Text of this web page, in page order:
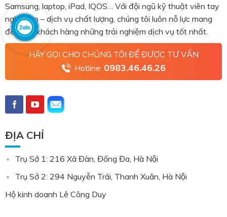
Samsung, laptop, iPad, IQOS… Với đội ngũ kỹ thuật viên tay
nghề cao – dịch vụ chất lượng, chúng tôi luôn nỗ lực mang
đến cho khách hàng những trải nghiệm dịch vụ tốt nhất.
HÃY GỌI CHO CHÚNG TÔI ĐỂ ĐƯỢC TƯ VẤN
Hotline: 0983.46.46.26
ĐỊA CHỈ
Trụ Sở 1: 216 Xã Đàn, Đống Đa, Hà Nội
Trụ Sở 2: 294 Nguyễn Trãi, Thanh Xuân, Hà Nội
Hộ kinh doanh Lê Công Duy